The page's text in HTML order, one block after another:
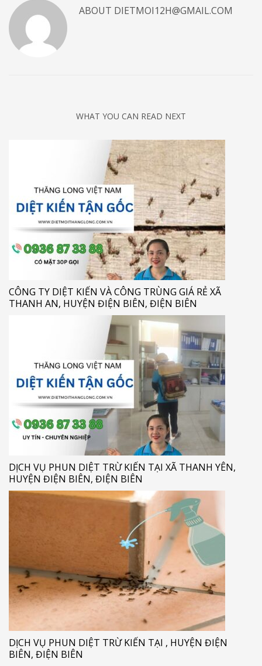
ABOUT DIETMOI12H@GMAIL.COM
WHAT YOU CAN READ NEXT
CÔNG TY DIỆT KIẾN VÀ CÔNG TRÙNG GIÁ RẺ XÃ
THANH AN, HUYỆN ĐIỆN BIÊN, ĐIỆN BIÊN
DỊCH VỤ PHUN DIỆT TRỪ KIẾN TẠI XÃ THANH YÊN,
HUYỆN ĐIỆN BIÊN, ĐIỆN BIÊN
DỊCH VỤ PHUN DIỆT TRỪ KIẾN TẠI , HUYỆN ĐIỆN
BIÊN, ĐIỆN BIÊN